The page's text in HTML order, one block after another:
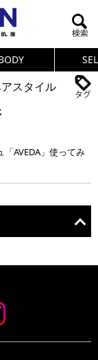
スタイル
女の本音
AVEDA」使ってみ